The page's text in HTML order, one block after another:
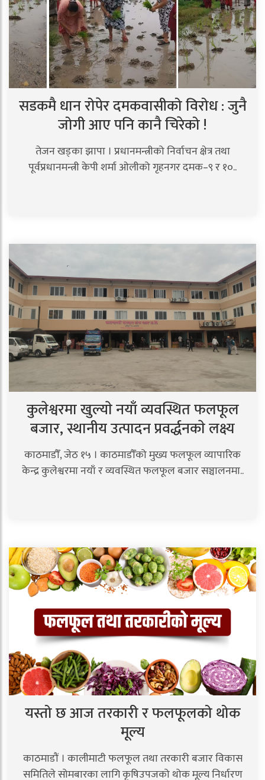
सडकमै धान रोपेर दमकवासीको विरोध : जुनै
जोगी आए पनि कानै चिरेको !
तेजन खड्का झापा । प्रधानमन्त्रीको निर्वाचन क्षेत्र तथा
पूर्वप्रधानमन्त्री केपी शर्मा ओलीको गृहनगर दमक–९ र १०..
कुलेश्वरमा खुल्याे नयाँ व्यवस्थित फलफूल
बजार, स्थानीय उत्पादन प्रवर्द्धनकाे लक्ष्य
काठमाडौँ, जेठ १५ । काठमाडौँको मुख्य फलफूल व्यापारिक
केन्द्र कुलेश्वरमा नयाँ र व्यवस्थित फलफूल बजार सञ्चालनमा..
यस्तो छ आज तरकारी र फलफूलको थोक
मूल्य
काठमाडौं । कालीमाटी फलफूल तथा तरकारी बजार विकास
समितिले सोमबारका लागि कृषिउपजको थोक मूल्य निर्धारण